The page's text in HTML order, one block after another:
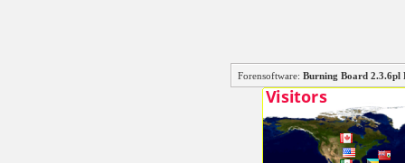
Forensoftware: Burning Board